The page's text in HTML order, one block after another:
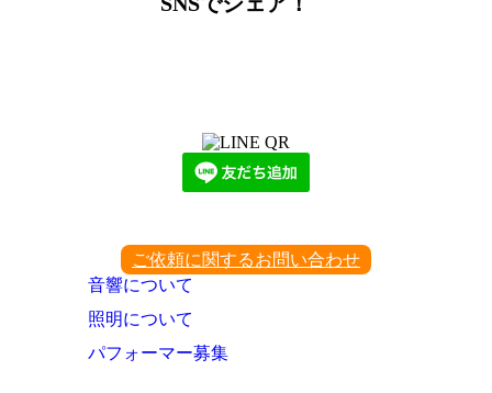
ご依頼に関するお問い合わせ
音響について
照明について
パフォーマー募集